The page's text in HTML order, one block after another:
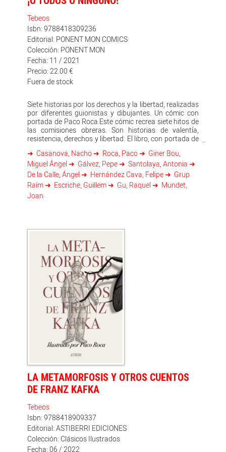
Tebeos
Isbn: 9788418309236
Editorial: PONENT MON COMICS
Colección: PONENT MON
Fecha: 11 / 2021
Precio: 22.00 €
Fuera de stock
Siete historias por los derechos y la libertad, realizadas
por diferentes guionistas y dibujantes. Un cómic con
portada de Paco Roca.Este cómic recrea siete hitos de
las comisiones obreras. Son historias de valentía,
resistencia, derechos y libertad. El libro, con portada de
Camocha”, de Felipe H. Cava y Antonia Santolaya;
“1962…”, de Ángel de la Calle; “Casi 300 (trescientas)”,
de Raquel Gu; “La matanza de Atocha”, de Pepe Gálvez
y Guillem Escriche; “14-D. El día que pararon hasta los
relojes”, de Pepe Gálvez y Joan Mundet; “Un grito de
auxilio en Leganés”, de Miguel Ángel Bou y Nacho
lucha que se extendió por toda la geografía española
en los años sesenta y setenta al calor de los conflictos
obreros que fueron capaces de enfrentarse a un
franquismo que no estaba para nada agonizante. En
su portada están todos los personajes, reales, de estas
historias de las comisiones obreras”.
Casanova, Nacho Roca, Paco
Giner Bou,
Miguel Ángel
Gálvez, Pepe
Santolaya, Antonia
De la Calle, Ángel
Hernández Cava, Felipe
Grup
Raïm
Escriche, Guillem Gu, Raquel
Mundet,
Joan
LA METAMORFOSIS Y OTROS CUENTOS
DE FRANZ KAFKA
Tebeos
Isbn: 9788418909337
Editorial: ASTIBERRI EDICIONES
Colección: Clásicos Ilustrados
Fecha: 06 / 2022